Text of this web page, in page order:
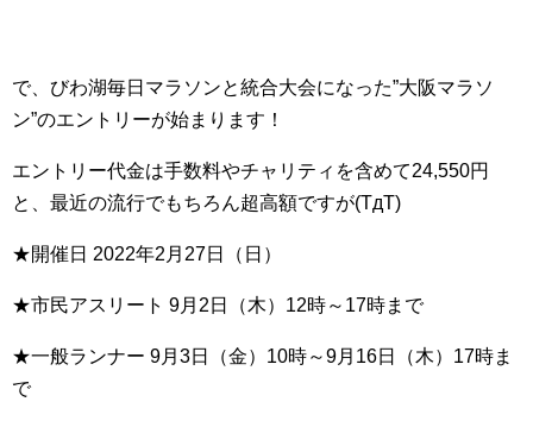
で、びわ湖毎日マラソンと統合大会になった”大阪マラソ
ン”のエントリーが始まります！
エントリー代金は手数料やチャリティを含めて24,550円
と、最近の流行でもちろん超高額ですが(TдT)
★開催日 2022年2月27日（日）
★市民アスリート 9月2日（木）12時～17時まで
★一般ランナー 9月3日（金）10時～9月16日（木）17時ま
で